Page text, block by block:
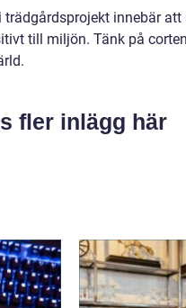
innebär
till miljön. Tänk på
fler inlägg här